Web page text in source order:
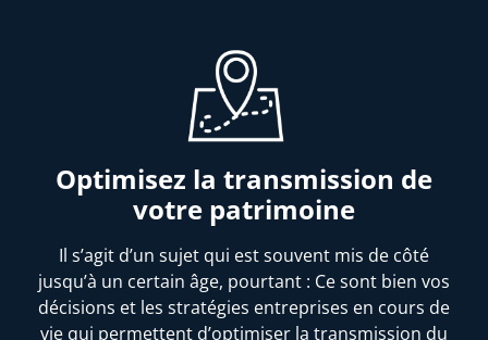
Optimisez la transmission de
votre patrimoine
Il s’agit d’un sujet qui est souvent mis de côté
jusqu’à un certain âge, pourtant : Ce sont bien vos
décisions et les stratégies entreprises en cours de
vie qui permettent d’optimiser la transmission du